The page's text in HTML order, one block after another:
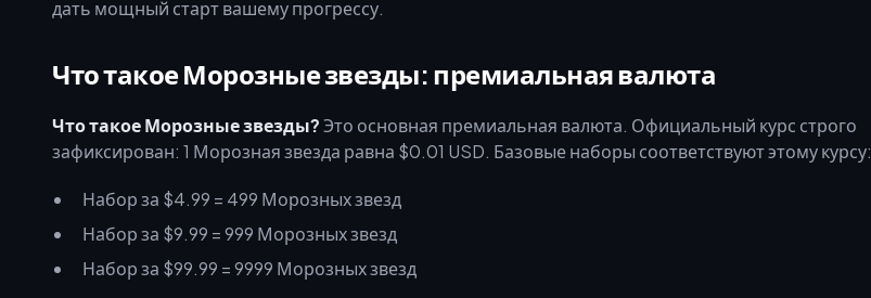
дать мощный старт вашему прогрессу.
Что такое Морозные звезды: премиальная валюта
Что такое Морозные звезды?Это основная премиальная валюта. Официальный курс строго
зафиксирован: 1 Морозная звезда равна $0.01 USD. Базовые наборы соответствуют этому курсу:
Набор за $4.99 = 499 Морозных звезд
Набор за $9.99 = 999 Морозных звезд
Набор за $99.99 = 9999 Морозных звезд